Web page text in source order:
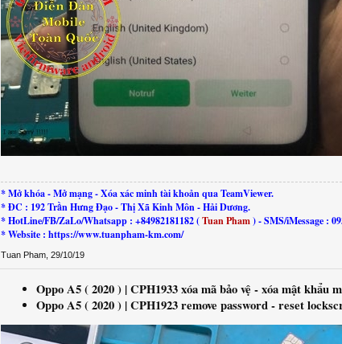
* Mở khóa - Mở mạng - Xóa xác minh tài khoản qua TeamViewer.
* ĐC : 192 Trần Hưng Đạo - Thị Xã Kinh Môn - Hải Dương.
* HotLine/FB/ZaLo/Whatsapp : +84982181182 (Tuan Pham) - SMS/iMessage :
* Website : https://www.tuanpham-km.com/
Tuan Pham 29/10/19
Oppo A5 ( 2020 ) | CPH1933 xóa mã bảo vệ - xóa mật khẩu
Oppo A5 ( 2020 ) | CPH1923 remove password - reset